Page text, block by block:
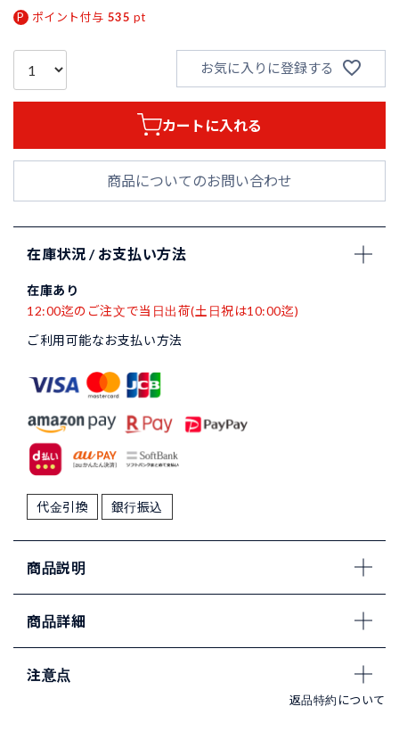
ポイント付与 535 pt
お気に入りに登録する
カートに入れる
商品についてのお問い合わせ
在庫状況 / お支払い方法
在庫あり
12:00迄のご注文で当日出荷(土日祝は10:00迄)
ご利用可能なお支払い方法
代金引換 銀行振込
商品説明
商品詳細
注意点
返品特約について